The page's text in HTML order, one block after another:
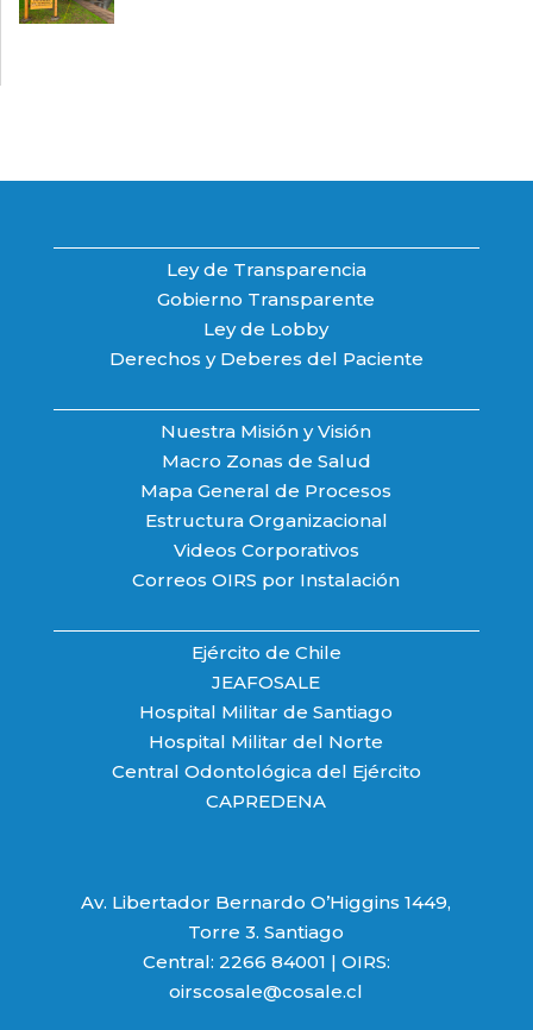
Ley de Transparencia
Gobierno Transparente
Ley de Lobby
Derechos y Deberes del Paciente
Nuestra Misión y Visión
Macro Zonas de Salud
Mapa General de Procesos
Estructura Organizacional
Videos Corporativos
Correos OIRS por Instalación
Ejército de Chile
JEAFOSALE
Hospital Militar de Santiago
Hospital Militar del Norte
Central Odontológica del Ejército
CAPREDENA
Av. Libertador Bernardo O’Higgins 1449,
Torre 3. Santiago
Central: 2266 84001 | OIRS:
oirscosale@cosale.cl